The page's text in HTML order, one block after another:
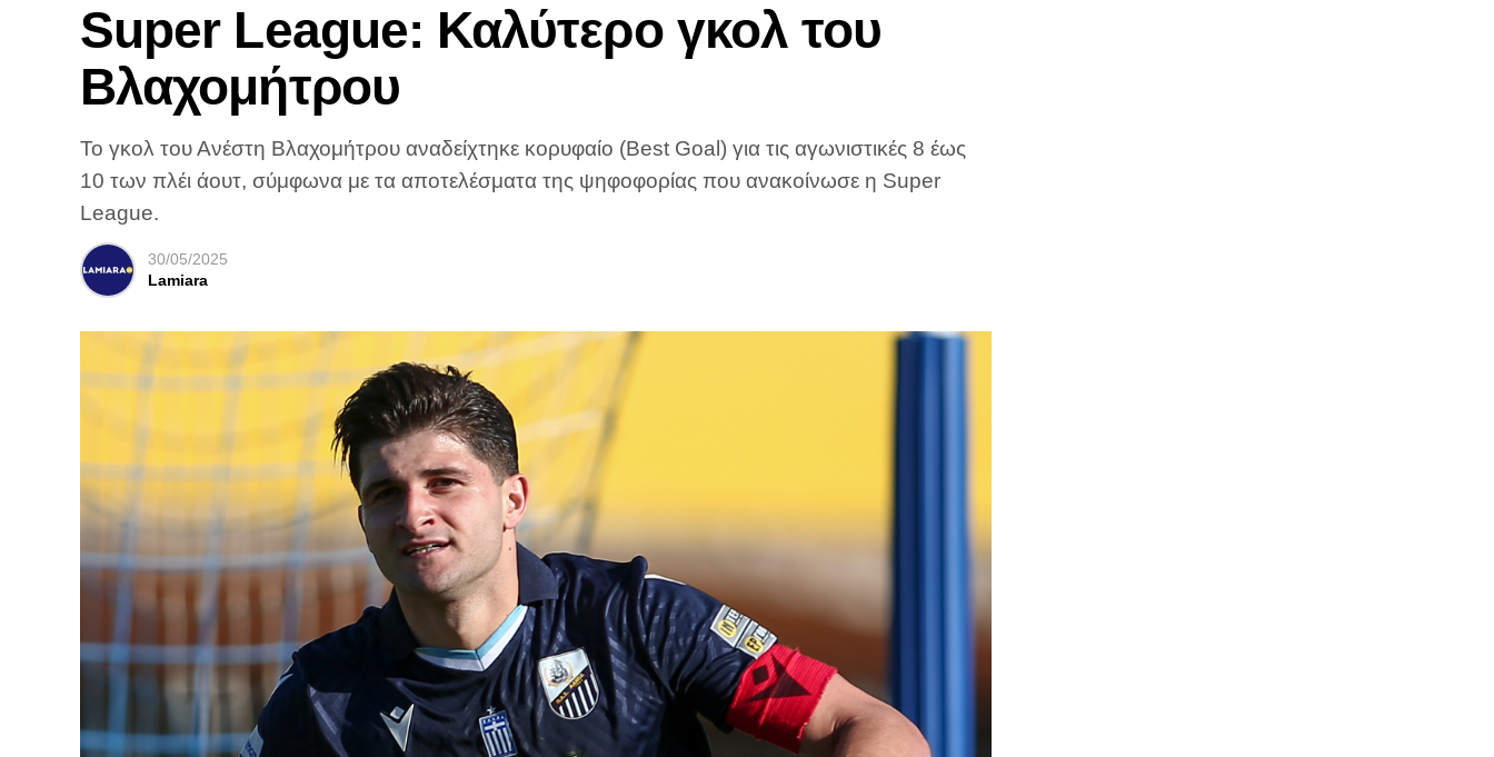
Super League: Καλύτερο γκολ του
Βλαχομήτρου
Το γκολ του Ανέστη Βλαχομήτρου αναδείχτηκε κορυφαίο (Best Goal) για τις αγωνιστικές 8 έως
10 των πλέι άουτ, σύμφωνα με τα αποτελέσματα της ψηφοφορίας που ανακοίνωσε η Super
League.
30/05/2025
Lamiara